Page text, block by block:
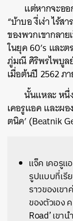
แต่หากจะอ
“บ้าบอ งี่เง่า ไร้ส
ของพวกเขากลา
ในยุค 60’s และ
ภู่มณี ศิริพรไพบูล
เมื่อต้นปี 2562 ภ
นั้นแหละ หนึ่
เคอรูแอค และผอ
ตนิค’ (Beatnik
แจ็ค เคอรู
รูปแบบที่เรี
ราวของเข
ของตัวเอง
Road’ เข